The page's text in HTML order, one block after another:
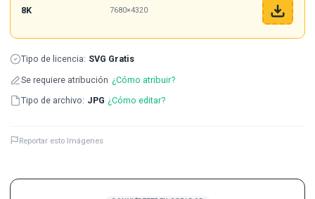
8K 7680×4320
Tipo de licencia: SVG Gratis
Se requiere atribución ¿Cómo atribuir?
Tipo de archivo: JPG ¿Cómo editar?
Reportar esto Imágenes